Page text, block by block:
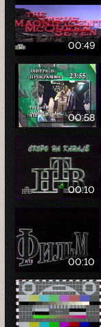
00:49
00:58
00:10
00:10